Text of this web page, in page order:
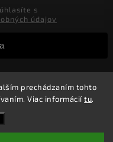
prechádzaním tohto
Viac informáciítu.
sa a získajte v
s inými
údajov
. Všetky práva